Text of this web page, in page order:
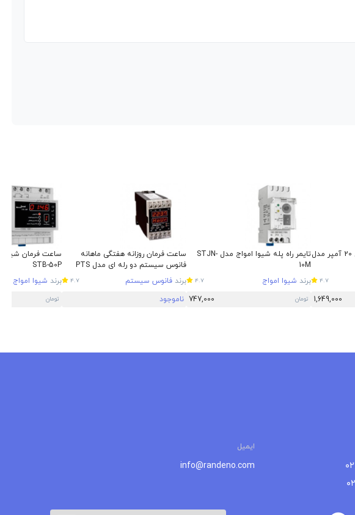
ساعت نجومی شیوا امواج 20 آمپر مدل
4.7
1,649,000
تایمر راه پله شیوا امواج مدل STJN-
10M
برند شیوا امواج 4.7
تومان 747,000
ساعت فرمان روزانه هفتگی ماهانه
فانوس سیستم دو رله ای مدل PTS
برند فانوس سیستم 4.7
ناموجود
STB-50P
برند شیوا امواج
تومان
ایمیل
info@randeno.com